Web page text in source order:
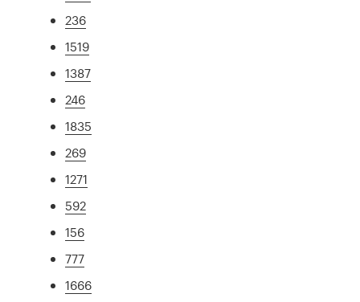
236
1519
1387
246
1835
269
1271
592
156
777
1666